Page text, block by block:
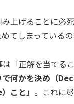
上げることに必
てしまっているの
「正解を当てる
で何かを決め（
こと」 。これに